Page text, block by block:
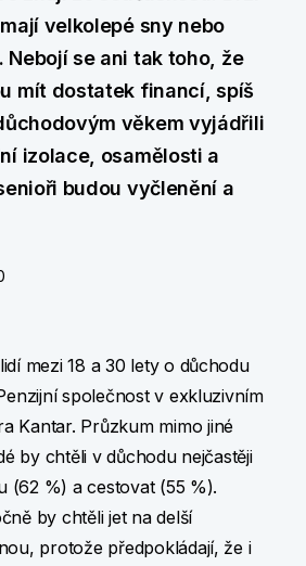
velkolepé sny nebo
Nebojí se ani tak toho, že
mít dostatek financí, spíš
věkem vyjádřili
izolace, osamělosti a
budou vyčlenění a
mezi 18 a 30 lety o důchodu
společnost v exkluzivním
Kantar. Průzkum mimo jiné
by chtěli v důchodu nejčastěji
(62 %) a cestovat (55 %).
by chtěli jet na delší
protože předpokládají, že i